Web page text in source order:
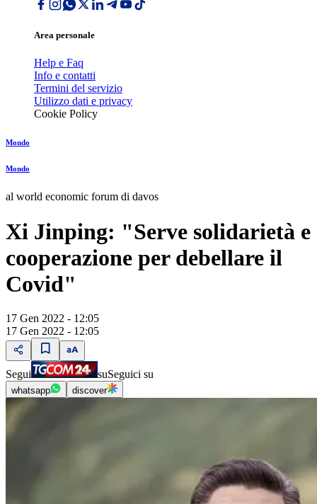
Area personale
Help e Faq
Info e contatti
Termini del servizio
Utilizzo dati e privacy
Cookie Policy
Mondo
Mondo
al world economic forum di davos
Xi Jinping: "Serve solidarietà e
cooperazione per debellare il
Covid"
17 Gen 2022 - 12:05
17 Gen 2022 - 12:05
Segui suSeguici su
whatsapp discover